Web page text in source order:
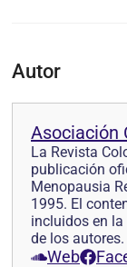
Autor
Asociación
La Revista
publicación
Menopausia
1995. El
incluidos en
de los autores.
Web